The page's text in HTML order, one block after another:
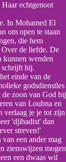
echtgenoot
In Mohamed El
om open te staan
die hem
Over de liefde. De
kunnen wenden
schrijft hij.
einde van de
godsdienstles
de zoon van God bij
van Loubna en
verlaag je je tot zijn
'djihadist' dan
streven!'
een ander mag
zienswijzen mogen
een dwaas wil